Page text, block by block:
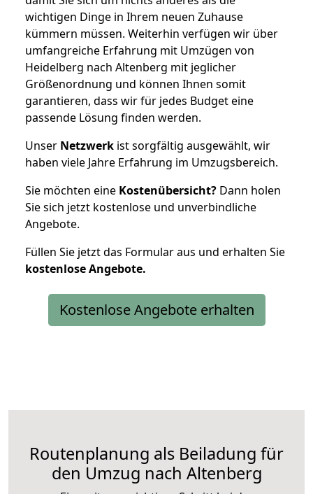
wichtigen Dinge in Ihrem neuen Zuhause
kümmern müssen. Weiterhin verfügen wir über
umfangreiche Erfahrung mit Umzügen von
Heidelberg nach Altenberg mit jeglicher
Größenordnung und können Ihnen somit
garantieren, dass wir für jedes Budget eine
passende Lösung finden werden.
Unser Netzwerk ist sorgfältig ausgewählt, wir
haben viele Jahre Erfahrung im Umzugsbereich.
Sie möchten eine Kostenübersicht? Dann holen
Sie sich jetzt kostenlose und unverbindliche
Angebote.
Füllen Sie jetzt das Formular aus und erhalten Sie
kostenloseAngebote.
Kostenlose Angebote erhalten
Routenplanung als Beiladung für
den Umzug nach Altenberg